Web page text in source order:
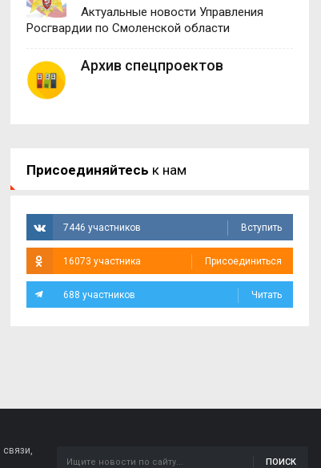
Актуальные новости Управления
Росгвардии по Смоленской области
Архив спецпроектов
Присоединяйтесь к нам
7446 участников Вступить
16073 участника Присоединиться
688 участников Читать
ПОИСК